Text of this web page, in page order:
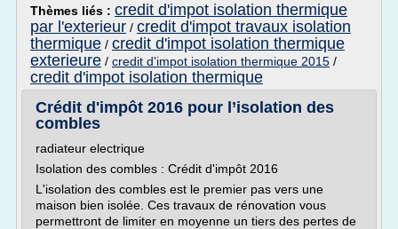
Thèmes liés : credit d'impot isolation thermique
par l'exterieur / credit d'impot travaux isolation
thermique / credit d'impot isolation thermique
exterieure / credit d'impot isolation thermique 2015 /
credit d'impot isolation thermique
Crédit d'impôt 2016 pour l’isolation des
combles
radiateur electrique
Isolation des combles : Crédit d'impôt 2016
L'isolation des combles est le premier pas vers une
maison bien isolée. Ces travaux de rénovation vous
permettront de limiter en moyenne un tiers des pertes de